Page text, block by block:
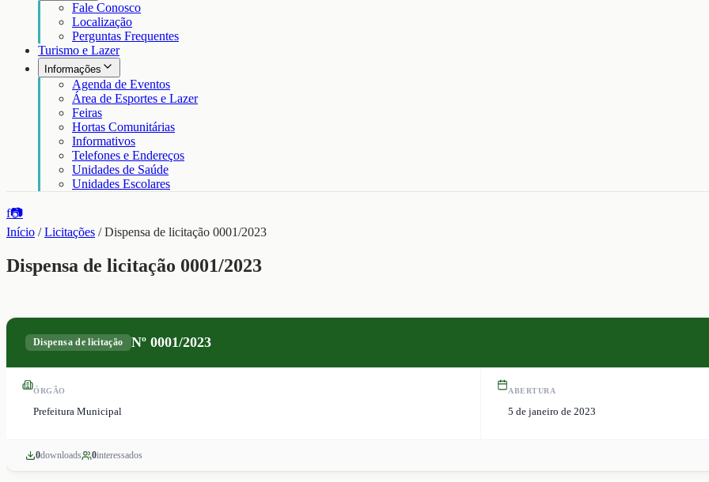
Fale Conosco
Localização
Perguntas Frequentes
Turismo e Lazer
Informações
Agenda de Eventos
Área de Esportes e Lazer
Feiras
Hortas Comunitárias
Informativos
Telefones e Endereços
Unidades de Saúde
Unidades Escolares
f📷
Início /Licitações /Dispensa de licitação 0001/2023
Dispensa de licitação 0001/2023
Dispensa de licitação Nº 0001/2023
ÓRGÃO
Prefeitura Municipal
ABERTURA
5 de janeiro de 2023
0downloads 0interessados